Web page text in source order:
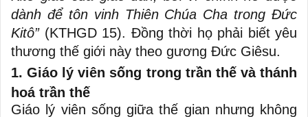
dành để tôn vinh Thiên Chúa Cha trong Đức
Kitô”(KTHGD 15). Đồng thời họ phải biết yêu
thương thế giới này theo gương Đức Giêsu.
1. Giáo lý viên sống trong trần thế và thánh
hoá trần thế
Giáo lý viên sống giữa thế gian nhưng không